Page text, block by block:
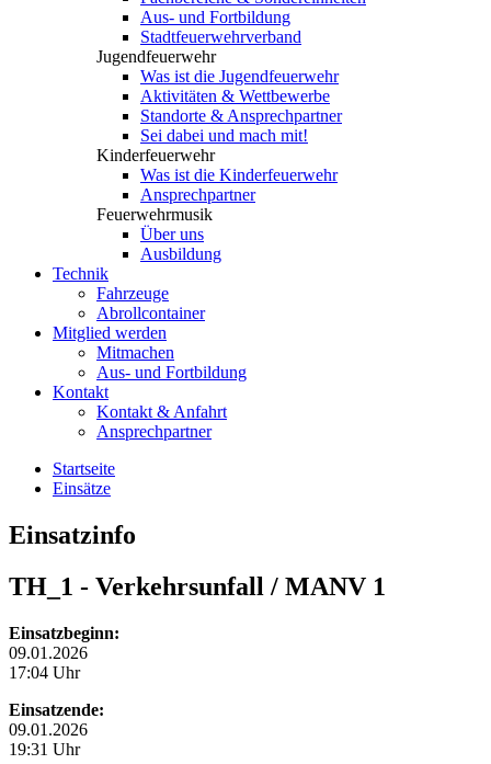
Aus- und Fortbildung
Stadtfeuerwehrverband
Jugendfeuerwehr
Was ist die Jugendfeuerwehr
Aktivitäten & Wettbewerbe
Standorte & Ansprechpartner
Sei dabei und mach mit!
Kinderfeuerwehr
Was ist die Kinderfeuerwehr
Ansprechpartner
Feuerwehrmusik
Über uns
Ausbildung
Technik
Fahrzeuge
Abrollcontainer
Mitglied werden
Mitmachen
Aus- und Fortbildung
Kontakt
Kontakt & Anfahrt
Ansprechpartner
Startseite
Einsätze
Einsatzinfo
TH_1 - Verkehrsunfall / MANV 1
Einsatzbeginn:
09.01.2026
17:04 Uhr
Einsatzende:
09.01.2026
19:31 Uhr